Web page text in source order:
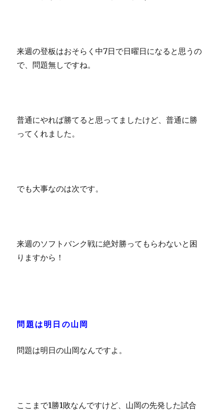
来週の登板はおそらく中7日で日曜日になると思うの
で、問題無しですね。
普通にやれば勝てると思ってましたけど、普通に勝
ってくれました。
でも大事なのは次です。
来週のソフトバンク戦に絶対勝ってもらわないと困
りますから！
問題は明日の山岡
問題は明日の山岡なんですよ。
ここまで1勝1敗なんですけど、山岡の先発した試合